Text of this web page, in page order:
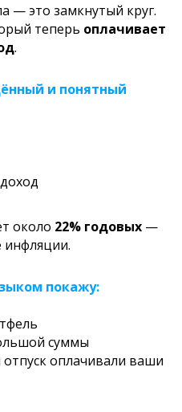
— это замкнутый круг.
теперь оплачивает
.
и понятный
около 22% годовых —
покажу:
суммы
отпуск оплачивали ваши